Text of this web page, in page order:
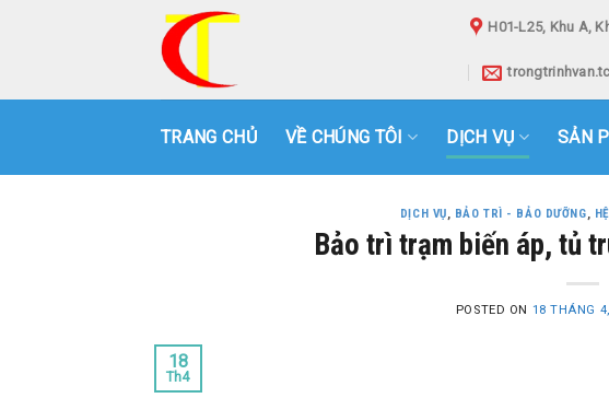
H01-L25, Khu A,
TRANG CHỦ VỀ CHÚNG TÔI DỊCH VỤ SẢN
DỊCH VỤ, BẢO TRÌ - BẢO DƯỠNG,
Bảo trì trạm biến áp, tủ
POSTED ON 18 THÁNG
18
Th4